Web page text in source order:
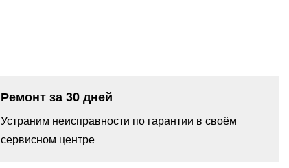
Ремонт за 30 дней
Устраним неисправности по гарантии в своём
сервисном центре